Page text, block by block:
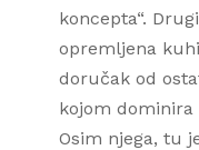
koncepta“.
opremljena
doručak od
kojom
Osim njega, tu